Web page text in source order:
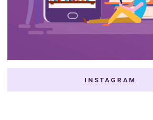
INSTAGRAM